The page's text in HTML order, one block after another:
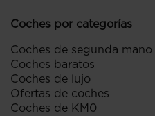
Coches por categorías
Coches de segunda mano
Coches baratos
Coches de lujo
Ofertas de coches
Coches de KM0